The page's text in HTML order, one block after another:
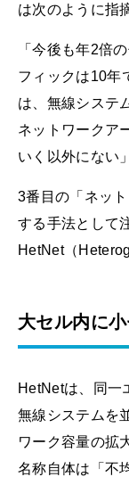
は次のように指
「今後も年2倍
フィックは10年
は、無線システ
ネットワークア
いく以外にない」
3番目の「ネッ
する手法として
HetNet（
大セル内に
HetNetは、同一
無線システムを
ワーク容量の拡
名称自体は「不